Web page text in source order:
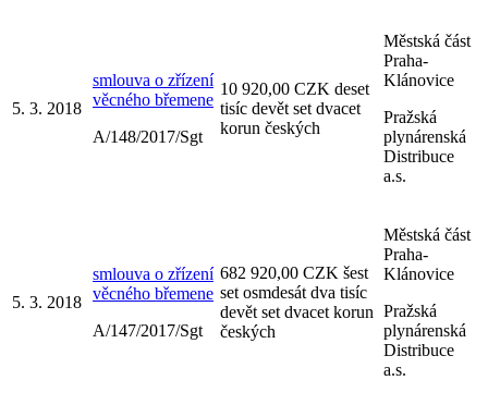
5. 3. 2018
smlouva o zřízení
věcného břemene
A/148/2017/Sgt
10 920,00 CZK deset
tisíc devět set dvacet
korun českých
Městská část
Praha-
Klánovice
Pražská
plynárenská
Distribuce
a.s.
5. 3. 2018
smlouva o zřízení
věcného břemene
A/147/2017/Sgt
682 920,00 CZK šest
set osmdesát dva tisíc
devět set dvacet korun
českých
Městská část
Praha-
Klánovice
Pražská
plynárenská
Distribuce
a.s.